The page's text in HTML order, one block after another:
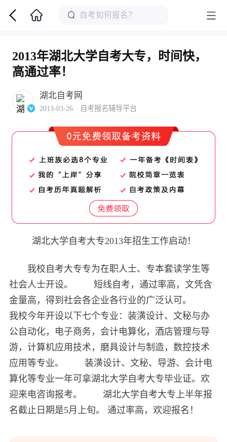
2013年湖北大学自考大专，时间快，
高通过率！
湖北自考网
2013-03-26 自考报名辅导平台
湖北大学自考大专2013年招生工作启动！
我校自考大专专为在职人士、专本套读学生等
社会人士开设。 短线自考，通过率高，文凭含
金量高，得到社会各企业各行业的广泛认可。
我校今年开设以下七个专业：装潢设计、文秘与办
公自动化，电子商务，会计电算化，酒店管理与导
游，计算机应用技术，磨具设计与制造，数控技术
应用等专业。 装潢设计、文秘、导游、会计电
算化等专业一年可拿湖北大学自考大专毕业证。欢
迎来电咨询报考。 湖北大学自考大专上半年报
名截止日期是5月上旬。 通过率高，欢迎报名！